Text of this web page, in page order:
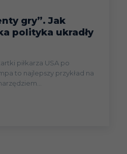
gry”. Jak
polityka ukradły
piłkarza USA po
to najlepszy przykład na